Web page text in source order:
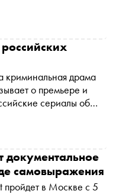
мечты».
100 лет, обсудить
особенно
вокруг лишь
Фильм уже доступен
Wink и
издания «Сноб»
криминальная драма
о премьере и
сериалы об
и Робин
документальное
самовыражения
в Москве с 5